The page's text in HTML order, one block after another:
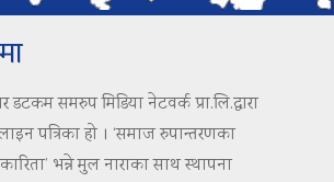
समरुप मिडिया नेटवर्क प्रा.लि.द्वारा
पत्रिका हो । ‘समाज रुपान्तरणका
भन्ने मुल नाराका साथ स्थापना